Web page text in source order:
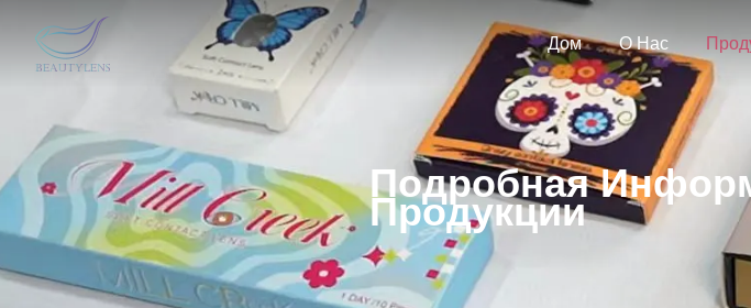
Дом О Нас
Подробная
Продукции